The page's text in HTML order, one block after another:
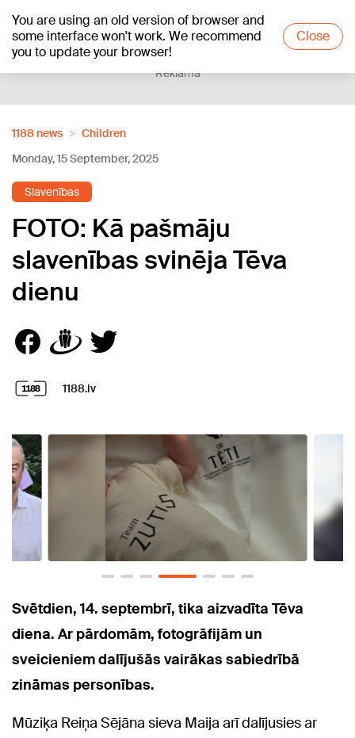
You are using an old version of browser and
some interface won't work. We recommend
you to update your browser!
Close
+20°C
Reklāma
1188 news
Children
Monday, 15 September, 2025
Slavenības
FOTO: Kā pašmāju
slavenības svinēja Tēva
dienu
1188.lv
Svētdien, 14. septembrī, tika aizvadīta Tēva
diena. Ar pārdomām, fotogrāfijām un
sveicieniem dalījušās vairākas sabiedrībā
zināmas personības.
Mūziķa Reiņa Sējāna sieva Maija arī dalījusies ar